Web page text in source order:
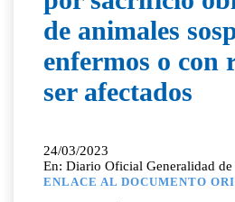
de animales
enfermos o con
ser afectados
24/03/2023
En: Diario Oficial Generalidad de
ENLACE AL DOCUMENTO